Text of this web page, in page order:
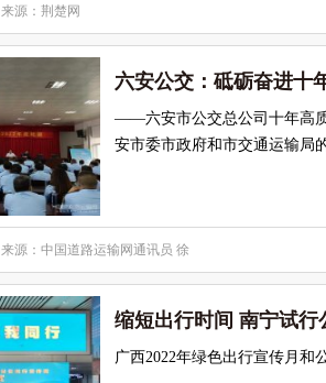
来源：荆楚网
六安公交：砥砺奋进十
——六安市公交总公司十年高
安市委市政府和市交通运输局
来源：中国道路运输网通讯员 徐
缩短出行时间 南宁试行
广西2022年绿色出行宣传月和